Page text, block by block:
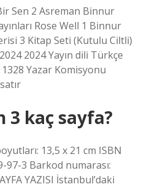
Sen 2 Asreman Binnur
Rose Well 1 Binnur
3 Kitap Seti (Kutulu Ciltli)
2024 Yayın dili Türkçe
1328 Yazar Komisyonu
3 kaç sayfa?
13,5 x 21 cm ISBN
97-3 Barkod numarası:
YAZISI İstanbul’daki